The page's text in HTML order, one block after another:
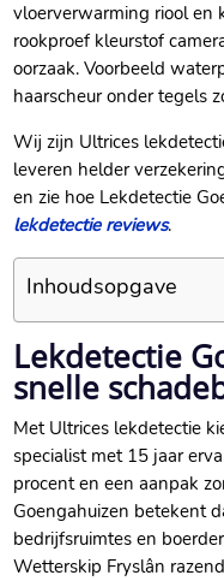
vloerverwarming riool en
rookproef kleurstof
oorzaak.​ Voorbeeld
haarscheur onder tegels
Wij zijn Ultrices
leveren helder
en zie hoe Lekdetectie
lekdetectie reviews.​
Inhoudsopgave
Lekdetectie
snelle
Met Ultrices lekdetectie
specialist met 15 jaar
procent en een aanpak
Goengahuizen betekent
bedrijfsruimtes en
Wetterskip Fryslân